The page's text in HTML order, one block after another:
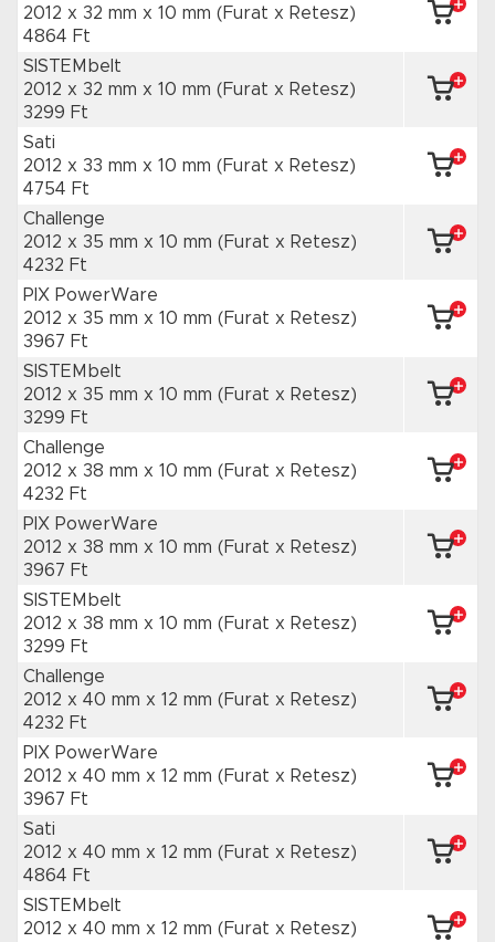
2012 x 32 mm x 10 mm (Furat x Retesz)
4864 Ft
SISTEMbelt
2012 x 32 mm x 10 mm (Furat x Retesz)
3299 Ft
Sati
2012 x 33 mm x 10 mm (Furat x Retesz)
4754 Ft
Challenge
2012 x 35 mm x 10 mm (Furat x Retesz)
4232 Ft
PIX PowerWare
2012 x 35 mm x 10 mm (Furat x Retesz)
3967 Ft
SISTEMbelt
2012 x 35 mm x 10 mm (Furat x Retesz)
3299 Ft
Challenge
2012 x 38 mm x 10 mm (Furat x Retesz)
4232 Ft
PIX PowerWare
2012 x 38 mm x 10 mm (Furat x Retesz)
3967 Ft
SISTEMbelt
2012 x 38 mm x 10 mm (Furat x Retesz)
3299 Ft
Challenge
2012 x 40 mm x 12 mm (Furat x Retesz)
4232 Ft
PIX PowerWare
2012 x 40 mm x 12 mm (Furat x Retesz)
3967 Ft
Sati
2012 x 40 mm x 12 mm (Furat x Retesz)
4864 Ft
SISTEMbelt
2012 x 40 mm x 12 mm (Furat x Retesz)